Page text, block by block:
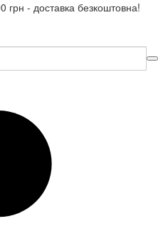
грн - доставка безкоштовна!